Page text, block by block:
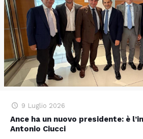
9 Luglio 2026
Ance ha un nuovo presidente: è
Antonio Ciucci